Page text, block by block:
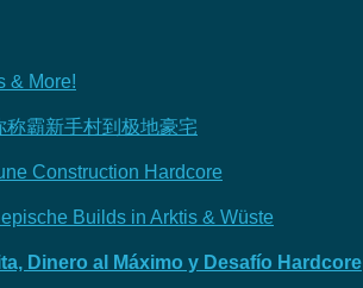
& More!
称霸新手村到极地豪宅
Construction Hardcore
Builds in Arktis & Wüste
Dinero al Máximo y Desafío Hardcore